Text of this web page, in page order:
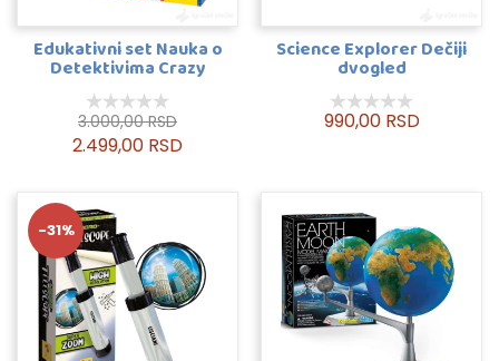
Edukativni set Nauka o
Detektivima Crazy
Science
3.000,00 RSD
2.499,00 RSD
Science Explorer Dečiji
dvogled
990,00 RSD
-31%